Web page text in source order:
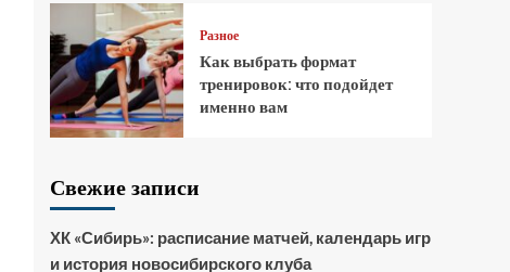
Разное
Как выбрать формат
тренировок: что подойдет
именно вам
Свежие записи
ХК «Сибирь»: расписание матчей, календарь игр
и история новосибирского клуба